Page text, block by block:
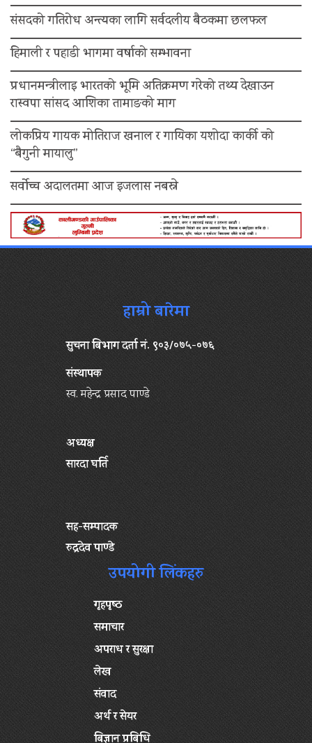
संसदको गतिरोध अन्त्यका लागि सर्वदलीय बैठकमा छलफल
हिमाली र पहाडी भागमा वर्षाको सम्भावना
प्रधानमन्त्रीलाइ भारतको भूमि अतिक्रमण गरेको तथ्य देखाउन
रास्वपा सांसद आशिका तामाङको माग
लोकप्रिय गायक मोतिराज खनाल र गायिका यशोदा कार्की को
“बैगुनी मायालु”
सर्वोच्च अदालतमा आज इजलास नबस्ने
हाम्रो बारेमा
सुचना बिभाग दर्ता नं. ९०३/०७५-०७६
संस्थापक
स्व. महेन्द्र प्रसाद पाण्डे
अध्यक्ष
सारदा घर्ति
सह-सम्पादक
रुद्रदेव पाण्डे
उपयोगी लिंकहरु
गृहपृष्‍ठ
समाचार
अपराध र सुरक्षा
लेख
संवाद
अर्थ र सेयर